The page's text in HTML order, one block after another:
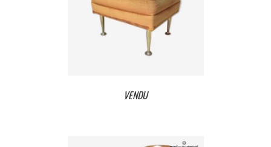
VENDU